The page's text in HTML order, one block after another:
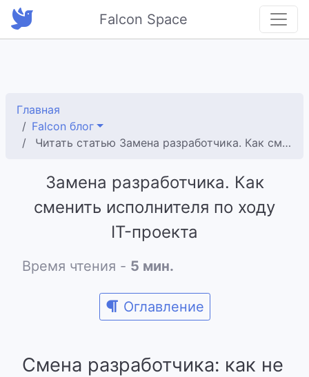
Falcon Space
Главная
Falcon блог
Читать статью Замена разработчика. Как сменить исполнителя по ходу IT-проекта
Замена разработчика. Как
сменить исполнителя по ходу
IT-проекта
Время чтения - 5 мин.
Оглавление
Смена разработчика: как не